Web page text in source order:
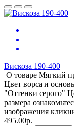
Вискоза 190-400
О товаре Мягкий
Цвет ворса и
"Оттенки серого"
размера
изображения
495.00р.